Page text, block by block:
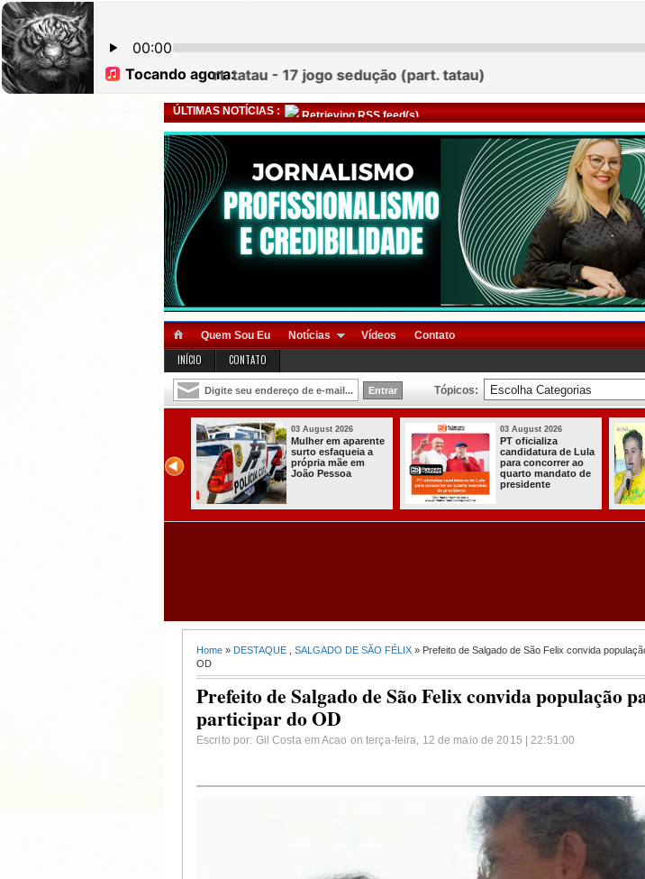
ÚLTIMAS NOTÍCIAS : Retrieving RSS feed(s)
Quem Sou Eu Notícias Vídeos Contato
INÍCIO CONTATO
Tópicos:
Itabaiana recebeu
da Sedap-PB cerca
03 August 2026
Mulher em aparente
surto esfaqueia a
própria mãe em
João Pessoa
03 August 2026
PT oficializa
candidatura de Lula
para concorrer ao
quarto mandato de
presidente
Home » DESTAQUE SALGADO DE SÃO FÉLIX » Prefeito de Salgado de São Felix convida
OD
Prefeito de Salgado de São Felix convida população
participar do OD
Escrito por: Gil Costa em Acao on terça-feira, 12 de maio de 2015 | 22:51:00